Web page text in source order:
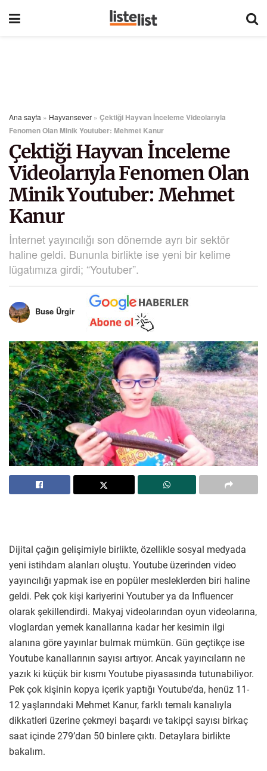
Ana sayfa » Hayvansever » Çektiği Hayvan İnceleme Videolarıyla
Fenomen Olan Minik Youtuber: Mehmet Kanur
Çektiği Hayvan İnceleme
Videolarıyla Fenomen Olan
Minik Youtuber: Mehmet
Kanur
İnternet yayıncılığı son dönemde ayrı bir sektör
haline geldi. Bununla birlikte ise yeni bir kelime
lügatımıza girdi; “Youtuber”.
Buse Ürgir
Dijital çağın gelişimiyle birlikte, özellikle sosyal medyada
yeni istihdam alanları oluştu. Youtube üzerinden video
yayıncılığı yapmak ise en popüler mesleklerden biri haline
geldi. Pek çok kişi kariyerini Youtuber ya da Influencer
olarak şekillendirdi. Makyaj videolarından oyun videolarına,
vloglardan yemek kanallarına kadar her kesimin ilgi
alanına göre yayınlar bulmak mümkün. Gün geçtikçe ise
Youtube kanallarının sayısı artıyor. Ancak yayıncıların ne
yazık ki küçük bir kısmı Youtube piyasasında tutunabiliyor.
Pek çok kişinin kopya içerik yaptığı Youtube’da, henüz 11-
12 yaşlarındaki Mehmet Kanur, farklı temalı kanalıyla
dikkatleri üzerine çekmeyi başardı ve takipçi sayısı birkaç
saat içinde 279’dan 50 binlere çıktı. Detaylara birlikte
bakalım.